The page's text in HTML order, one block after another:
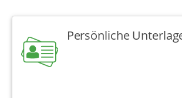
Persönliche